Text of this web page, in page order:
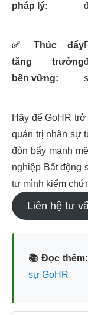
pháp lý:
✅
Thúc đẩy
tăng trưởng
bền vững:
Hãy để GoHR
quản trị nhân sự
đòn bẩy mạnh
nghiệp Bất động
tự mình kiểm
Liên hệ tư
📚 Đọc thêm:
sự GoHR